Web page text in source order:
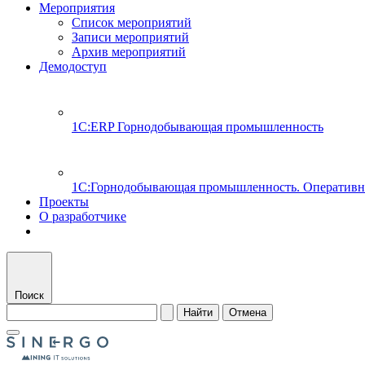
Мероприятия
Список мероприятий
Записи мероприятий
Архив мероприятий
Демодоступ
1С:ERP Горнодобывающая промышленность
1С:Горнодобывающая промышленность.
Проекты
О разработчике
Поиск
Найти
Отмена